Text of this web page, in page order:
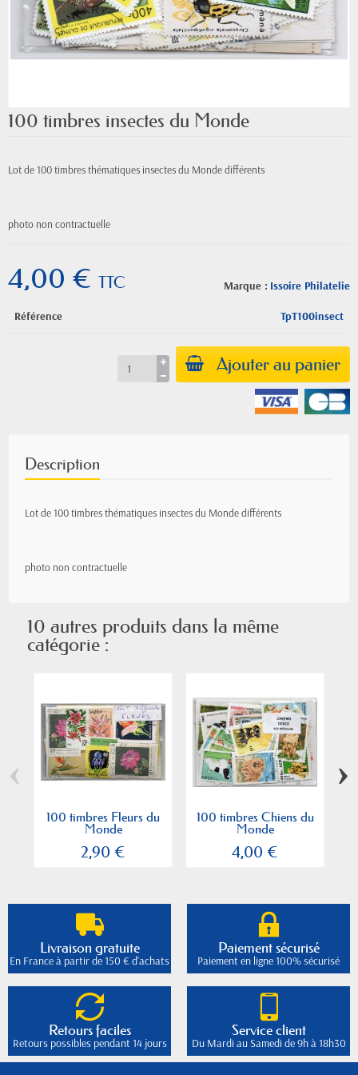
100 timbres insectes du Monde
Lot de 100 timbres thématiques insectes du Monde différents
photo non contractuelle
Marque : Issoire Philatelie
4,00 € TTC
Référence TpT100insect
Ajouter au panier
Description
Lot de 100 timbres thématiques insectes du Monde différents
photo non contractuelle
10 autres produits dans la même
catégorie :
100 timbres Fleurs du
Monde
2,90 €
100 timbres Chiens du
Monde
4,00 €
‹ ›
Livraison gratuite
En France à partir de 150 € d'achats
Paiement sécurisé
Paiement en ligne 100% sécurisé
Retours faciles
Retours possibles pendant 14 jours
Service client
Du Mardi au Samedi de 9h à 18h30